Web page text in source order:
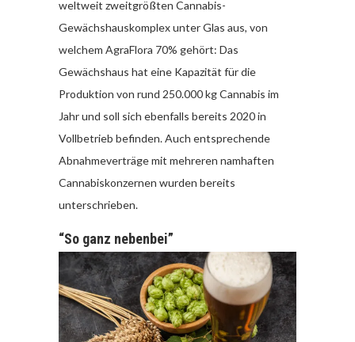
weltweit zweitgrößten Cannabis-
Gewächshauskomplex unter Glas aus, von
welchem AgraFlora 70% gehört: Das
Gewächshaus hat eine Kapazität für die
Produktion von rund 250.000 kg Cannabis im
Jahr und soll sich ebenfalls bereits 2020 in
Vollbetrieb befinden. Auch entsprechende
Abnahmeverträge mit mehreren namhaften
Cannabiskonzernen wurden bereits
unterschrieben.
“So ganz nebenbei”